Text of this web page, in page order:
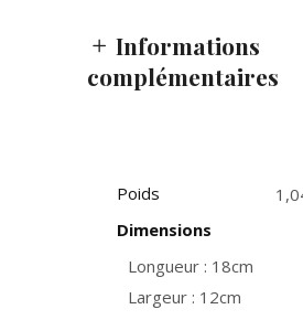
Informations
complémentaires
Poids
Dimensions
Longueur : 18cm
Largeur : 12cm